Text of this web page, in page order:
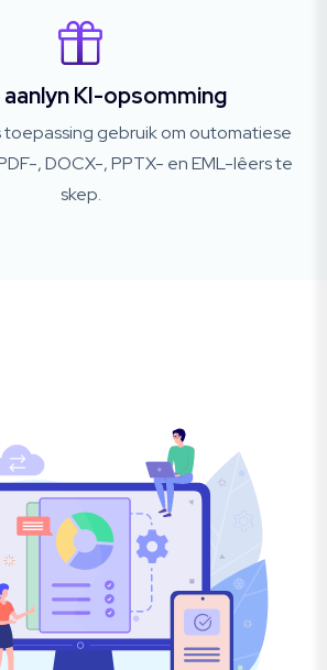
KI-opsomming
toepassing gebruik om outomatiese
, DOCX-, PPTX- en EML-lêers te
skep.